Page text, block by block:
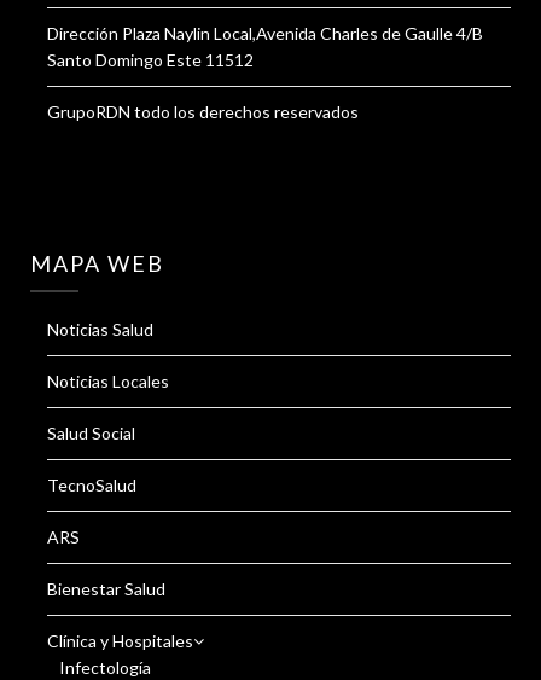
Dirección Plaza Naylin Local,Avenida Charles de Gaulle 4/B
Santo Domingo Este 11512
GrupoRDN todo los derechos reservados
MAPA WEB
Noticias Salud
Noticias Locales
Salud Social
TecnoSalud
ARS
Bienestar Salud
Clínica y Hospitales
Infectología